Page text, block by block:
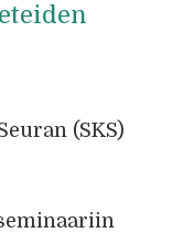
(SKS)